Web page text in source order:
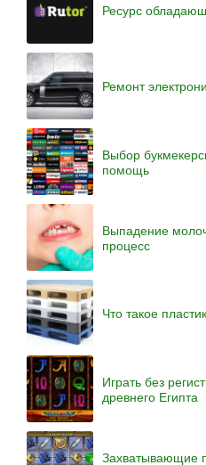
Ресурс
Ремонт
Выбор
помощь
Выпадение
процесс
Что такое
Играть без
древнего Египта
Захватывающие